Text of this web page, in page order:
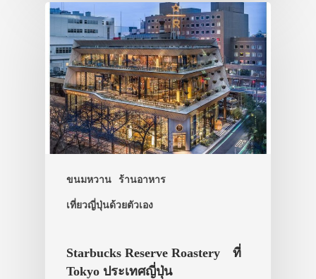
ขนมหวาน ร้านอาหาร
เที่ยวญี่ปุ่นด้วยตัวเอง
Starbucks Reserve Roastery ที่
Tokyo ประเทศญี่ปุ่น
VIDEO
ภาพประทับใจ